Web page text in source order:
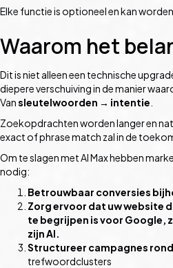
Elke functie is optioneel en kan
Waarom het
Dit is niet alleen een technische
diepere verschuiving in de manier
Vansleutelwoorden → intentie
Zoekopdrachten worden langer en
exact of phrase match zal in de
Om te slagen met AI Max hebben
nodig:
Betrouwbaar conversies
Zorg ervoor dat uw website
te begrijpen is voor Google,
zijn AI.
Structureer campagnes
trefwoordclusters